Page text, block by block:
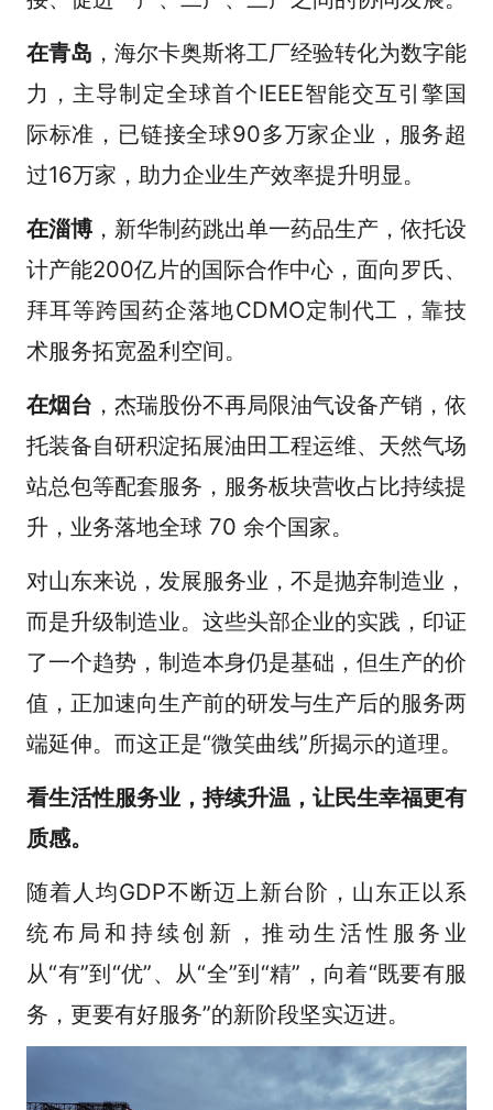
在青岛 ，海尔卡奥斯将工厂经验转化为数字能
力，主导制定全球首个IEEE智能交互引擎国
际标准，已链接全球90多万家企业，服务超
过16万家，助力企业生产效率提升明显。
在淄博，新华制药跳出单一药品生产，依托设
计产能200亿片的国际合作中心，面向罗氏、
拜耳等跨国药企落地CDMO定制代工，靠技
术服务拓宽盈利空间。
在烟台 ，杰瑞股份不再局限油气设备产销，依
托装备自研积淀拓展油田工程运维、天然气场
站总包等配套服务，服务板块营收占比持续提
升，业务落地全球 70 余个国家。
对山东来说，发展服务业，不是抛弃制造业，
而是升级制造业。这些头部企业的实践，印证
了一个趋势，制造本身仍是基础，但生产的价
值，正加速向生产前的研发与生产后的服务两
端延伸。而这正是“微笑曲线”所揭示的道理。
看生活性服务业，持续升温，让民生幸福更有
质感。
随着人均GDP不断迈上新台阶，山东正以系
统布局和持续创新，推动生活性服务业
从“有”到“优”、从“全”到“精”，向着“既要有服
务，更要有好服务”的新阶段坚实迈进。